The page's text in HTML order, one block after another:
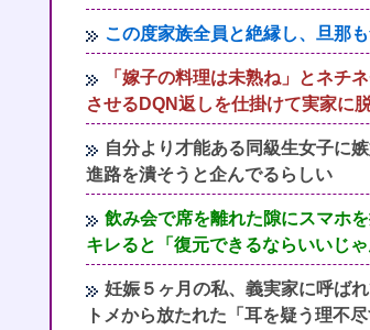
この度家族全員と絶縁し、旦那
「嫁子の料理は未熟ね」とネチ
させるDQN返しを仕掛けて実家に
自分より才能ある同級生女子に
進路を潰そうと企んでるらしい
飲み会で席を離れた隙にスマホ
キレると「復元できるならいいじ
妊娠５ヶ月の私、義実家に呼ば
トメから放たれた「耳を疑う理不